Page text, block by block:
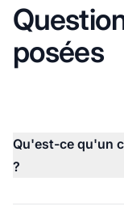
posées
Qu'est-ce qu'un
?